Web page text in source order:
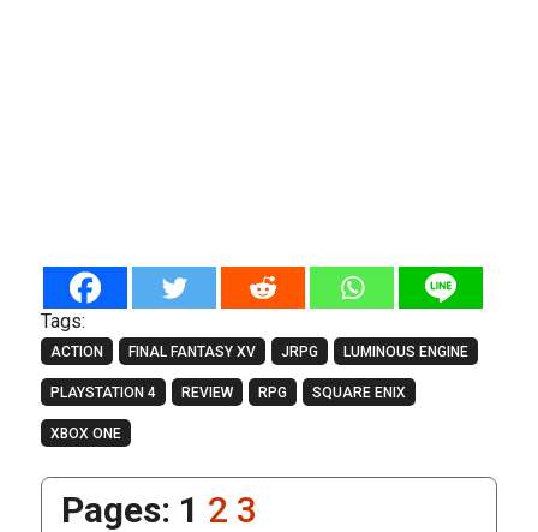
Tags:
ACTION FINAL FANTASY XV JRPG LUMINOUS ENGINE
PLAYSTATION 4 REVIEW RPG SQUARE ENIX
XBOX ONE
Pages: 1 2 3